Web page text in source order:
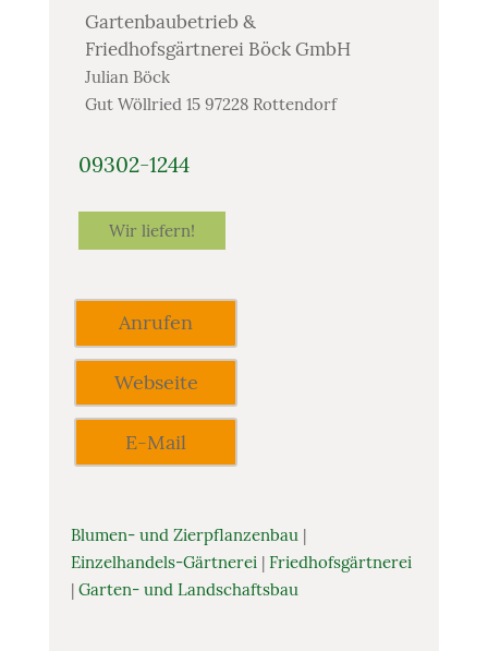
Gartenbaubetrieb &
Friedhofsgärtnerei Böck GmbH
Julian Böck
Gut Wöllried 15 97228 Rottendorf
09302-1244
Wir liefern!
Anrufen
Webseite
E-Mail
Blumen- und Zierpflanzenbau |
Einzelhandels-Gärtnerei |Friedhofsgärtnerei
|Garten- und Landschaftsbau